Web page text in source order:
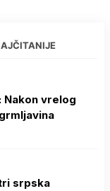
vrelog
srpska